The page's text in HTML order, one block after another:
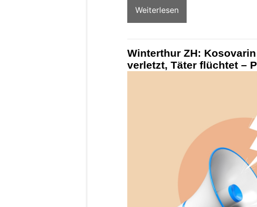
Weiterlesen
Winterthur ZH:
verletzt, Täter flüchtet –